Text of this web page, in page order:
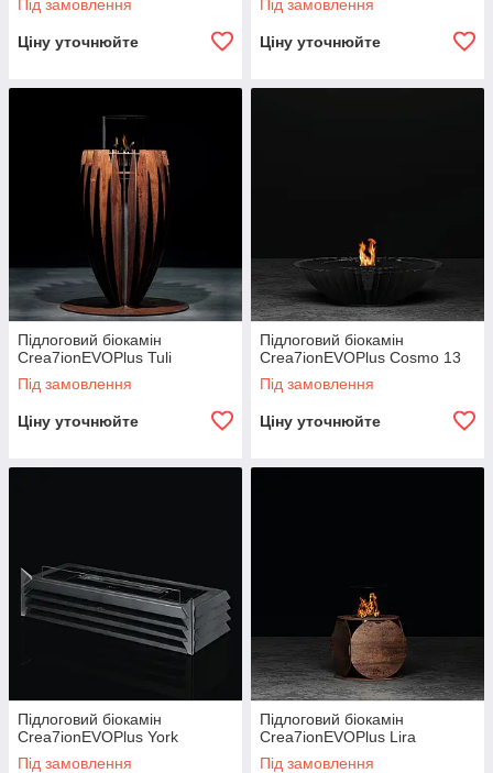
Під замовлення
Ціну уточнюйте
Під замовлення
Ціну уточнюйте
Підлоговий біокамін
Crea7ionEVOPlus Tuli
Під замовлення
Ціну уточнюйте
Підлоговий біокамін
Crea7ionEVOPlus Cosmo 13
Під замовлення
Ціну уточнюйте
Підлоговий біокамін
Crea7ionEVOPlus York
Під замовлення
Підлоговий біокамін
Crea7ionEVOPlus Lira
Під замовлення